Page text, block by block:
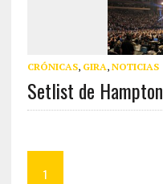
CRÓNICAS, GIRA, NOTICIAS
Setlist de Hampton
1